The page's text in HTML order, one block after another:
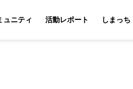
ュニティ 活動レポート しまっち